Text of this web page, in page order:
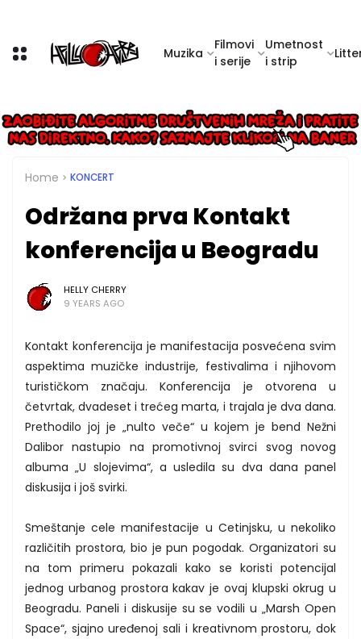
Muzika
Filmovi
i serije
Umetnost
i strip
Home KONCERT
Održana prva Kontakt
konferencija u Beogradu
HELLY CHERRY
9 YEARS AGO
Kontakt konferencija je manifestacija posvećena svim
aspektima muzičke industrije, festivalima i njihovom
turističkom značaju. Konferencija je otvorena u
četvrtak, dvadeset i trećeg marta, i trajala je dva dana.
Prethodilo joj je „nulto veče“ u kojem je bend Nežni
Dalibor nastupio na promotivnoj svirci svog novog
albuma „U slojevima“, a usledila su dva dana panel
diskusija i još svirki.
Smeštanje cele manifestacije u Cetinjsku, u nekoliko
različitih prostora, bio je pun pogodak. Organizatori su
na tom primeru pokazali kako se koristi potencijal
jednog urbanog prostora kakav je ovaj klupski okrug u
Beogradu. Paneli i diskusije su se vodili u „Marsh Open
Space“, sjajno uređenoj sali i kreativnom prostoru, dok